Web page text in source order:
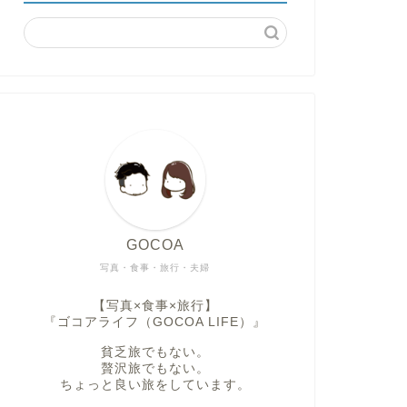
写真・食事・旅行・夫婦
GOCOA
【写真×食事×旅行】
『ゴコアライフ（GOCOA LIFE）』
貧乏旅でもない。
贅沢旅でもない。
ちょっと良い旅をしています。